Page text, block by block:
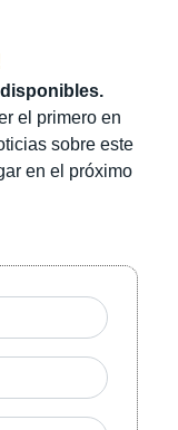
el primero en
sobre este
en el próximo